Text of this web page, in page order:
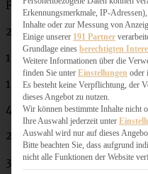
Für eine Gugelhupfform
250 g sehr weiche Butter
175 gZucker
1 Pck. Bourbon-
4 Eier
250 mlEierlikör
300 gMehl
Erkennungsmerkmale, IP-
Inhalte oder zur Messung von
Einige unserer 191 Partner
Grundlage eines berechtigten
Weitere Informationen über die
finden Sie unter Einstellungen oder
Es besteht keine Verpflichtung, der
dieses Angebot zu nutzen.
Wir können bestimmte Inhalte nicht
Ihre Auswahl jederzeit unter
Auswahl wird nur auf dieses
Bitte beachten Sie, dass aufgrund
nicht alle Funktionen der Website